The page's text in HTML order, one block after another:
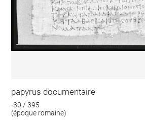
papyrus documentaire
-30 / 395
(époque romaine)